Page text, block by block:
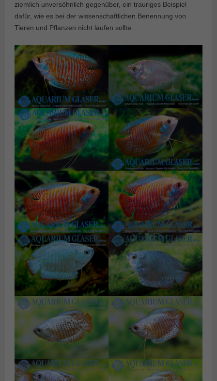
ziemlich unversöhnlich gegenüber, ein trauriges Beispiel
dafür, wie es bei der wissenschaftlichen Benennung von
Tieren und Pflanzen nicht laufen sollte.